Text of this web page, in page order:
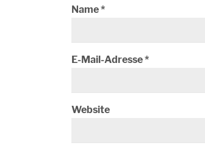
Name*
E-Mail-Adresse*
Website